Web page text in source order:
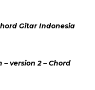
Gitar Indonesia
version 2 – Chord